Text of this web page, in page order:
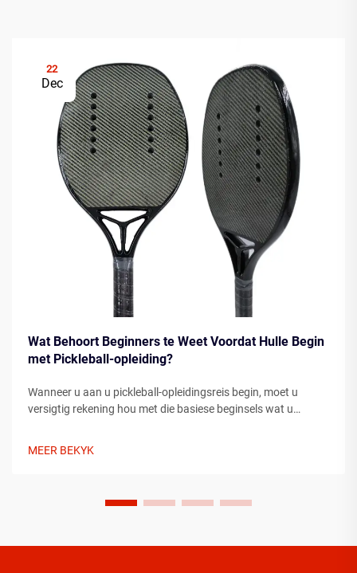
22
Dec
Wat Behoort Beginners te Weet Voordat Hulle Begin
met Pickleball-opleiding?
Wanneer u aan u pickleball-opleidingsreis begin, moet u
versigtig rekening hou met die basiese beginsels wat u
MEER BEKYK